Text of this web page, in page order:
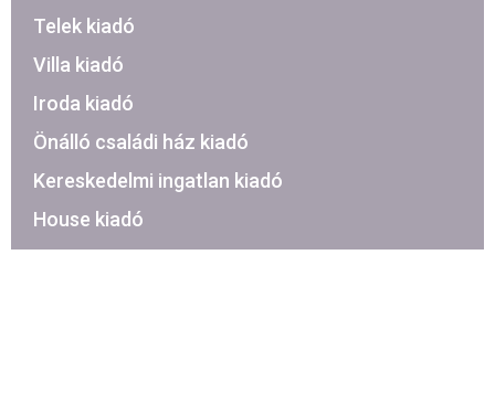
Telek kiadó
Villa kiadó
Iroda kiadó
Önálló családi ház kiadó
Kereskedelmi ingatlan kiadó
House kiadó